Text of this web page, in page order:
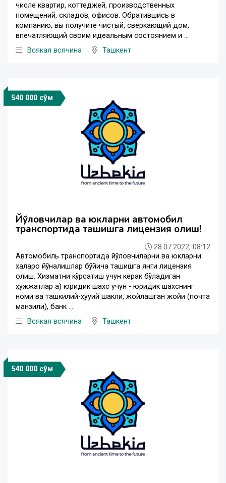
числе квартир, коттеджей, производственных
помещений, складов, офисов. Обратившись в
компанию, вы получите чистый, сверкающий дом,
впечатляющий своим идеальным состоянием и ...
Всякая всячина
Ташкент
540 000 сўм
Йўловчилар ва юкларни автомобил
транспортида ташишга лицензия олиш!
28.07.2022, 08:12
Автомобиль транспортида йўловчиларни ва юкларни
халқаро йўналишлар бўйича ташишга янги лицензия
олиш. Хизматни кўрсатиш учун керак бўладиган
ҳужжатлар а) юридик шахс учун - юридик шахснинг
номи ва ташкилий-ҳуқуқий шакли, жойлашган жойи (почта
манзили), банк ...
Всякая всячина
Ташкент
540 000 сўм